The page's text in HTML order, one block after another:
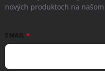
nových produktoch na
EMAIL